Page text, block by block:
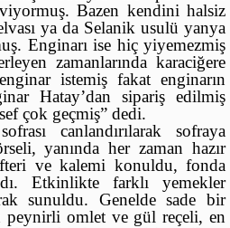
Bazen kendini halsiz
ya da Selanik usulü yanya
Enginarı ise hiç yiyemezmiş
zamanlarında karaciğere
istemiş fakat enginarın
Hatay’dan sipariş edilmiş
çok geçmiş” dedi.
canlandırılarak sofraya
yanında her zaman hazır
ve kalemi konuldu, fonda
Etkinlikte farklı yemekler
sunuldu. Genelde sade bir
peynirli omlet ve gül reçeli, en